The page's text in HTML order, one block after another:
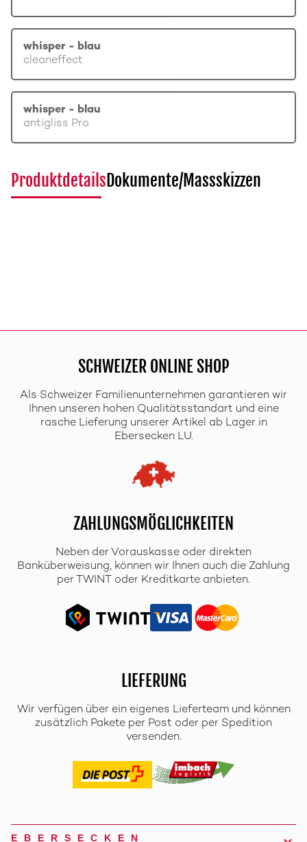
whisper - blau
cleaneffect
whisper - blau
antigliss Pro
ProduktdetailsDokumente/Massskizzen
SCHWEIZER ONLINE SHOP
Als Schweizer Familienunternehmen garantieren wir
Ihnen unseren hohen Qualitätsstandart und eine
rasche Lieferung unserer Artikel ab Lager in
Ebersecken LU.
ZAHLUNGSMÖGLICHKEITEN
Neben der Vorauskasse oder direkten
Banküberweisung, können wir Ihnen auch die Zahlung
per TWINT oder Kreditkarte anbieten.
LIEFERUNG
Wir verfügen über ein eigenes Lieferteam und können
zusätzlich Pakete per Post oder per Spedition
versenden.
EBERSECKEN